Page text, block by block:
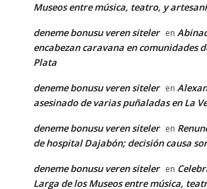
Museos entre música, teatro, y
deneme bonusu veren siteler en
encabezan caravana en comunidades
Plata
deneme bonusu veren siteler en
asesinado de varias puñaladas en La
deneme bonusu veren siteler en
de hospital Dajabón; decisión causa
deneme bonusu veren siteler en
Larga de los Museos entre música,